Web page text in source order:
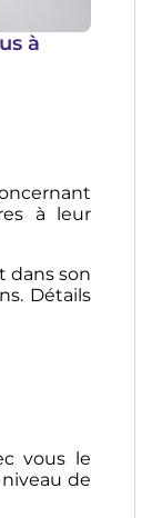
à
à leur
dans son
Détails
vous le
de